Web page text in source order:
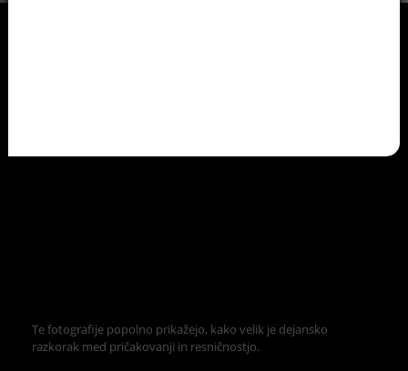
Te fotografije popolno prikažejo, kako velik je dejansko
razkorak med pričakovanji in resničnostjo.